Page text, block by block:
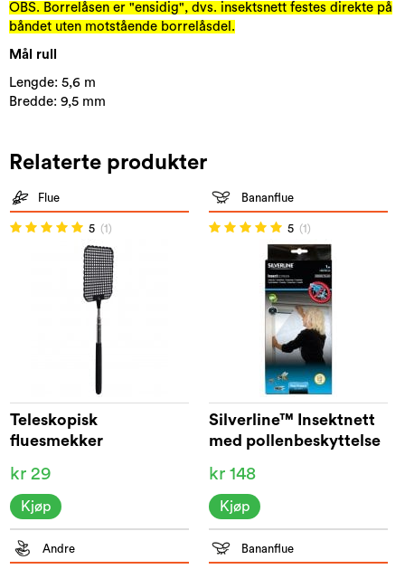
OBS. Borrelåsen er "ensidig", dvs. insektsnett festes direkte på
båndet uten motstående borrelåsdel.
Mål rull
Lengde: 5,6 m
Bredde: 9,5 mm
Relaterte produkter
Flue
5 (1)
Teleskopisk
fluesmekker
kr 29
Kjøp
Bananflue
5 (1)
Silverline™ Insektnett
med pollenbeskyttelse
kr 148
Kjøp
Andre Bananflue